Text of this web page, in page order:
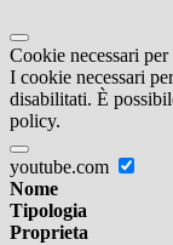
Cookie necessari
I cookie necessari
disabilitati. È
policy.
youtube.com
Nome
Tipologia
Proprieta